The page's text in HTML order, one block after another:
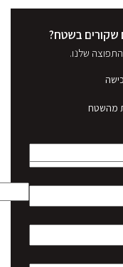
שקורים בשטח?
שלנו.
מהשטח